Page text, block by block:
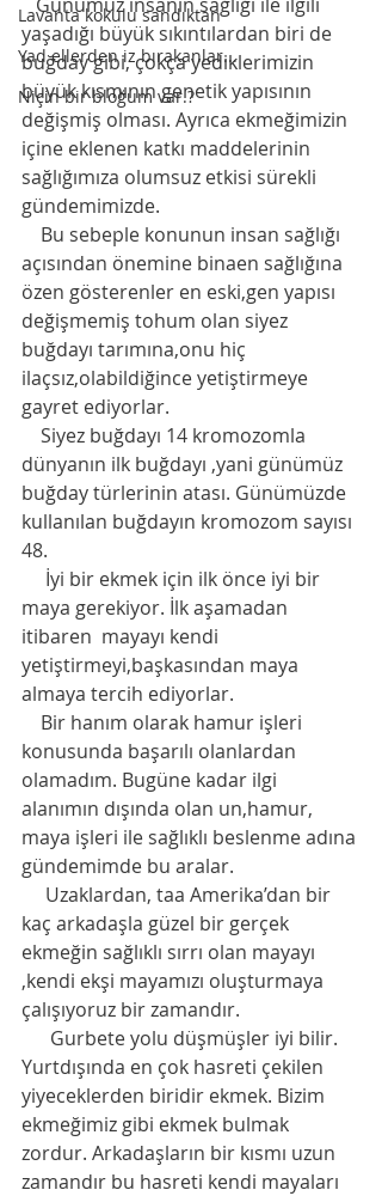
Lavanta kokulu sandıktan
Yad ellerden iz bırakanlar...
Niçin bir bloğum var.?
yaşadığı büyük sıkıntılardan biri de
buğday gibi, çokça yediklerimizin
büyük kısmının genetik yapısının
değişmiş olması. Ayrıca ekmeğimizin
içine eklenen katkı maddelerinin
sağlığımıza olumsuz etkisi sürekli
gündemimizde.
açısından önemine binaen sağlığına
özen gösterenler en eski,gen yapısı
değişmemiş tohum olan siyez
buğdayı tarımına,onu hiç
ilaçsız,olabildiğince yetiştirmeye
gayret ediyorlar.
dünyanın ilk buğdayı ,yani günümüz
buğday türlerinin atası. Günümüzde
kullanılan buğdayın kromozom sayısı
48.
maya gerekiyor. İlk aşamadan
itibaren  mayayı kendi
yetiştirmeyi,başkasından maya
almaya tercih ediyorlar.
konusunda başarılı olanlardan
olamadım. Bugüne kadar ilgi
alanımın dışında olan un,hamur,
maya işleri ile sağlıklı beslenme adına
gündemimde bu aralar.
kaç arkadaşla güzel bir gerçek
ekmeğin sağlıklı sırrı olan mayayı
,kendi ekşi mayamızı oluşturmaya
çalışıyoruz bir zamandır.
Yurtdışında en çok hasreti çekilen
yiyeceklerden biridir ekmek. Bizim
ekmeğimiz gibi ekmek bulmak
zordur. Arkadaşların bir kısmı uzun
zamandır bu hasreti kendi mayaları